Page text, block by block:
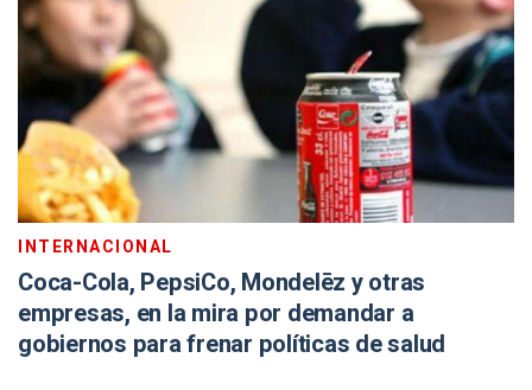
INTERNACIONAL
Coca-Cola, PepsiCo, Mondelēz y otras
empresas, en la mira por demandar a
gobiernos para frenar políticas de salud